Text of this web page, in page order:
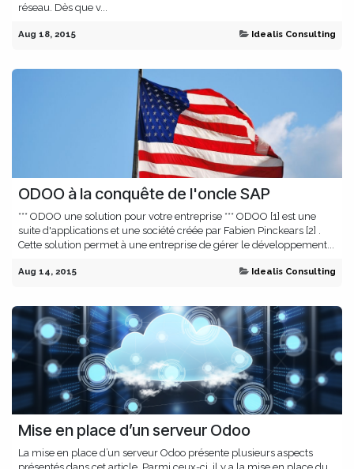
réseau. Dès que v...
Aug 18, 2015 Idealis Consulting
ODOO à la conquête de l'oncle SAP
*** ODOO une solution pour votre entreprise *** ODOO [1] est une
suite d'applications et une société créée par Fabien Pinckears [2] .
Cette solution permet à une entreprise de gérer le développement...
Aug 14, 2015 Idealis Consulting
Mise en place d’un serveur Odoo
La mise en place d’un serveur Odoo présente plusieurs aspects